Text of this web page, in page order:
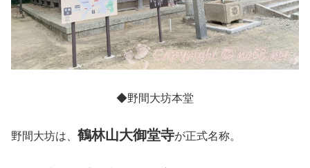
◆野間大坊本堂
野間大坊は、 鶴林山大御堂寺が正式名称。